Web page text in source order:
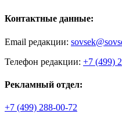
Контактные данные:
Email редакции:
Телефон редакции: +7 (499)
Рекламный отдел:
+7 (499) 288-00-72